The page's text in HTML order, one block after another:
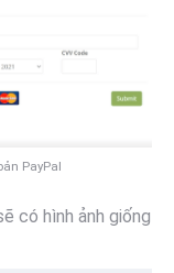
PayPal
có hình ảnh giống